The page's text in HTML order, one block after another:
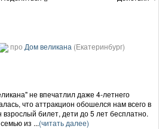
про Дом великана (Екатеринбург)
не впечатлил даже 4-летнего
что аттракцион обошелся нам всего в
взрослый билет, дети до 5 лет бесплатно.
из ...(читать далее)